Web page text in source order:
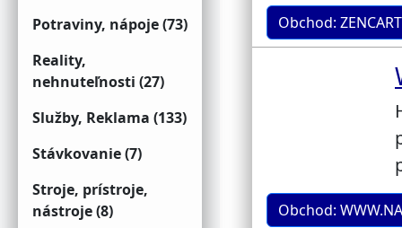
Potraviny, nápoje (73)
Reality,
nehnuteľnosti (27)
Služby, Reklama (133)
Stávkovanie (7)
Stroje, prístroje,
nástroje (8)
Obchod:
Obchod: